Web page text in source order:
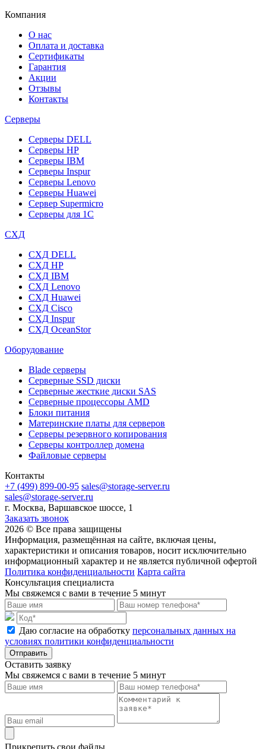
Компания
О нас
Оплата и доставка
Сертификаты
Гарантия
Акции
Отзывы
Контакты
Серверы
Серверы DELL
Серверы HP
Серверы IBM
Серверы Inspur
Серверы Lenovo
Серверы Huawei
Сервер Supermicro
Серверы для 1C
СХД
СХД DELL
СХД HP
СХД IBM
СХД Lenovo
СХД Huawei
СХД Cisco
СХД Inspur
СХД OceanStor
Оборудование
Blade серверы
Серверные SSD диски
Cерверные жесткие диски SAS
Серверные процессоры AMD
Блоки питания
Материнские платы для серверов
Серверы резервного копирования
Серверы контроллер домена
Файловые серверы
Контакты
+7 (499) 899-00-95 sales@storage-server.ru
sales@storage-server.ru
г. Москва, Варшавское шоссе, 1
Заказать звонок
2026 © Все права защищены
Информация, размещённая на сайте, включая цены,
характеристики и описания товаров, носит исключительно
информационный характер и не является публичной офертой
Политика конфиденциальности Карта сайта
Консультация специалиста
Мы свяжемся с вами в течение 5 минут
Даю согласие на обработку персональных данных на
условиях политики конфиденциальности
Отправить
Оставить заявку
Мы свяжемся с вами в течение 5 минут
Прикрепить свои файлы